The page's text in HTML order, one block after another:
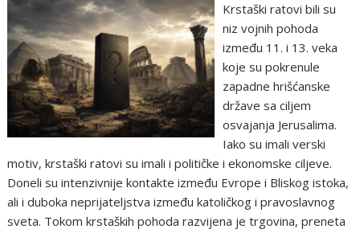
Krstaški ratovi bili su
niz vojnih pohoda
između 11. i 13. veka
koje su pokrenule
zapadne hrišćanske
države sa ciljem
osvajanja Jerusalima.
Iako su imali verski
motiv, krstaški ratovi su imali i političke i ekonomske ciljeve.
Doneli su intenzivnije kontakte između Evrope i Bliskog istoka,
ali i duboka neprijateljstva između katoličkog i pravoslavnog
sveta. Tokom krstaških pohoda razvijena je trgovina, preneta